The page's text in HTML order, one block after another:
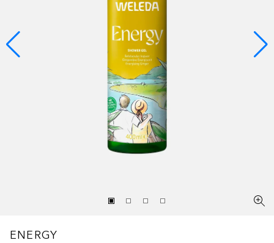
ENERGY